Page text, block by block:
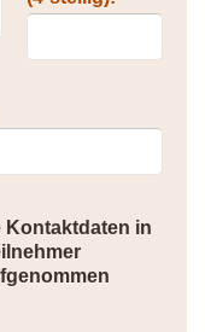
Kontaktdaten in